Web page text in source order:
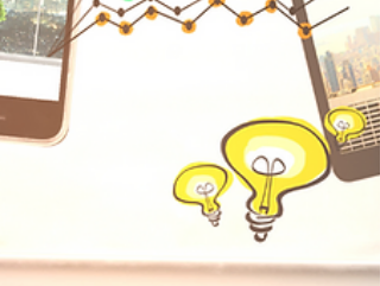
60% a fondo perduto, con domande da
presentare entro il 12 settembre 2025.